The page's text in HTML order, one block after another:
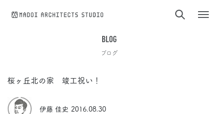
BLOG
ブログ
桜ヶ丘北の家 竣工祝い！
伊藤 佳史 2016.08.30